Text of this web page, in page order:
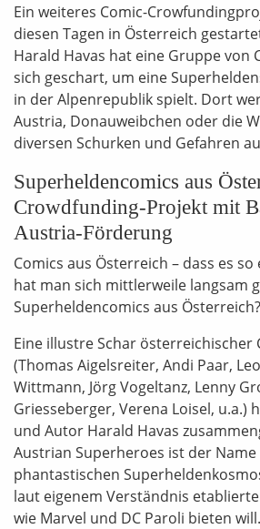
Ein weiteres Comic-
diesen Tagen in Österreich
Harald Havas hat eine Gruppe von
sich geschart, um eine
in der Alpenrepublik spielt. Dort
Austria, Donauweibchen oder die
diversen Schurken und Gefahren
Superheldencomics aus
Crowdfunding-Projekt mit
Austria-Förderung
Comics aus Österreich – dass es
hat man sich mittlerweile langsam
Superheldencomics aus Österreich?
Eine illustre Schar österreichischer
(Thomas Aigelsreiter, Andi Paar,
Wittmann, Jörg Vogeltanz, Lenny
Griesseberger, Verena Loisel, u.a.)
und Autor Harald Havas
Austrian Superheroes ist der Name
phantastischen
laut eigenem Verständnis
wie Marvel und DC Paroli bieten will.